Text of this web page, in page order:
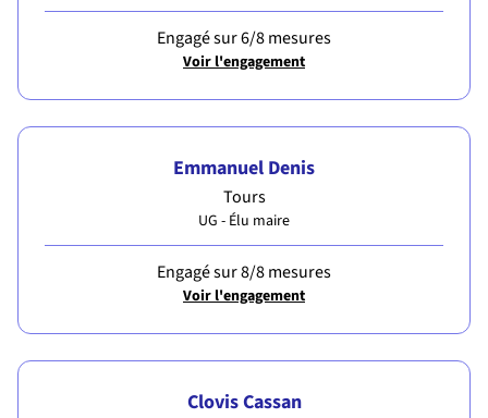
Engagé sur 6/8 mesures
Voir l'engagement
Emmanuel Denis
Tours
UG - Élu maire
Engagé sur 8/8 mesures
Voir l'engagement
Clovis Cassan